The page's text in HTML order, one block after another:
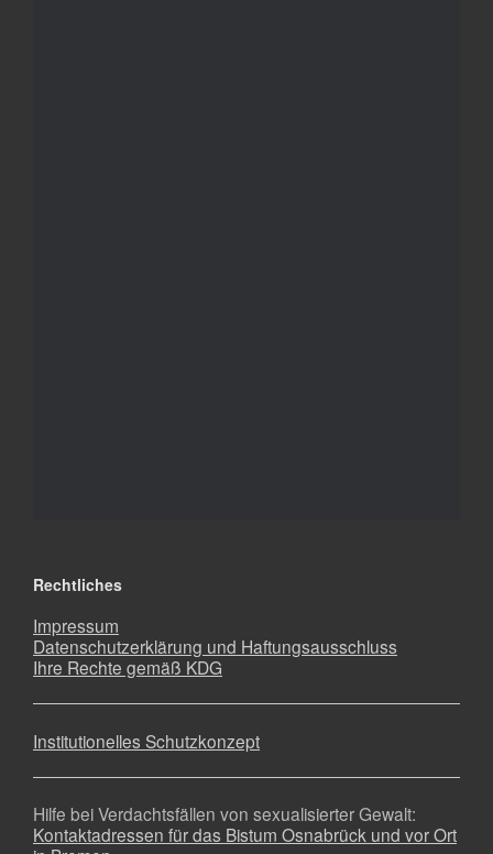
Rechtliches
Impressum
Datenschutzerklärung und Haftungsausschluss
Ihre Rechte gemäß KDG
Institutionelles Schutzkonzept
Hilfe bei Verdachtsfällen von sexualisierter Gewalt:
Kontaktadressen für das Bistum Osnabrück und vor Ort